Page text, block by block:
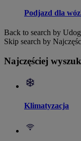
Podjazd dla
Back to search by
Skip search by
Najczęściej
Klimatyzacja